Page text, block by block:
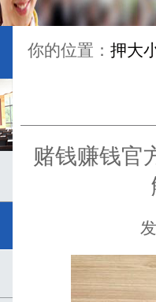
你的位置： 押大
赌钱赚钱官